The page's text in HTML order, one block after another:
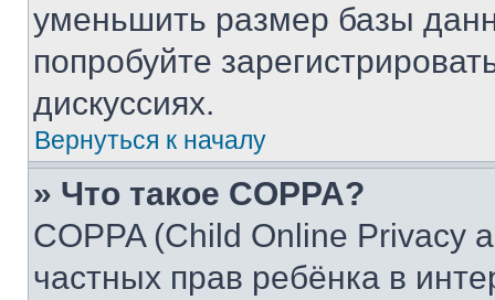
уменьшить размер базы
попробуйте
дискуссиях.
Вернуться к началу
» Что такое COPPA?
COPPA (Child Online Privacy
частных прав ребёнка в